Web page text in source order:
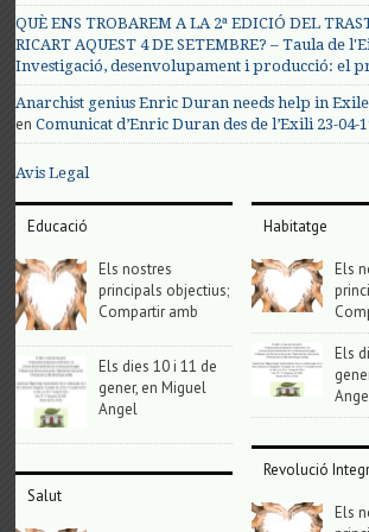
QUÈ ENS TROBAREM A LA 2ª EDICIÓ DEL
RICART AQUEST 4 DE SETEMBRE? – Taula de
Investigació, desenvolupament i producció: el
Anarchist genius Enric Duran needs help in
enComunicat d’Enric Duran des de l’Exili 23-04-
Avis Legal
Educació
Els nostres
principals objectius;
Compartir amb
Els dies 10 i 11 de
gener, en Miguel
Angel
Salut
Habitatge
Els
Els
Revolució
Els